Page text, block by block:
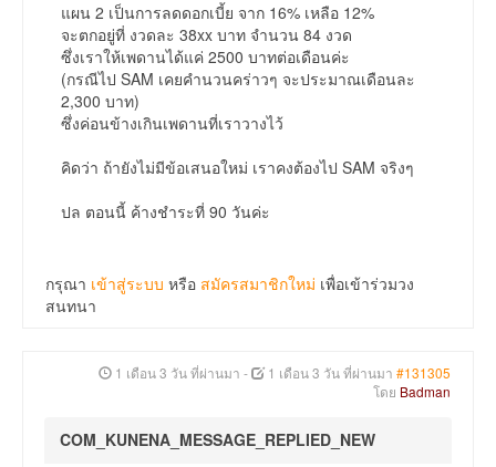
แผน 2 เป็นการลดดอกเบี้ย จาก 16% เหลือ 12%
จะตกอยู่ที่ งวดละ 38xx บาท จำนวน 84 งวด
ซึ่งเราให้เพดานได้แค่ 2500 บาทต่อเดือนค่ะ
(กรณีไป SAM เคยคำนวนคร่าวๆ จะประมาณเดือนละ
2,300 บาท)
ซึ่งค่อนข้างเกินเพดานที่เราวางไว้
คิดว่า ถ้ายังไม่มีข้อเสนอใหม่ เราคงต้องไป SAM จริงๆ
ปล ตอนนี้ ค้างชำระที่ 90 วันค่ะ
กรุณา เข้าสู่ระบบ หรือ สมัครสมาชิกใหม่ เพื่อเข้าร่วมวง
สนทนา
1 เดือน 3 วัน ที่ผ่านมา - 1 เดือน 3 วัน ที่ผ่านมา #131305
โดย Badman
COM_KUNENA_MESSAGE_REPLIED_NEW